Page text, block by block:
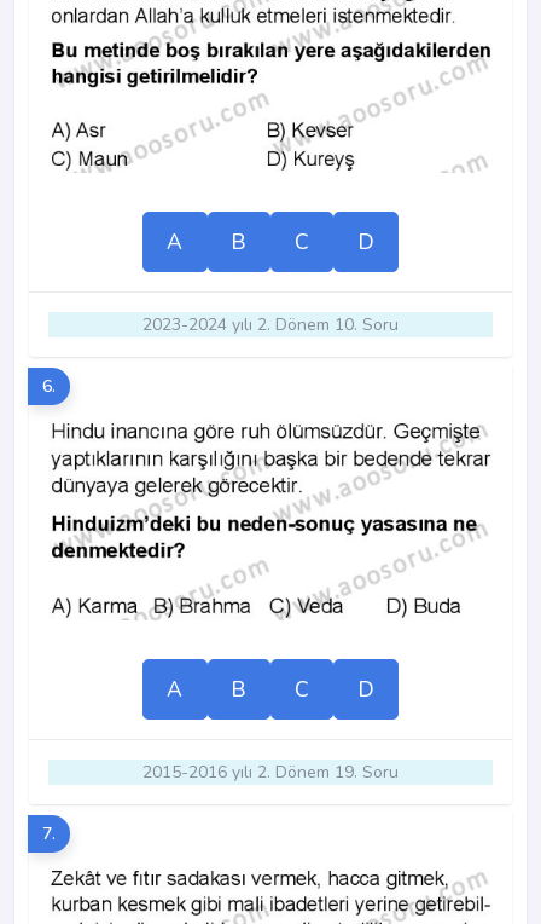
A B C D
2023-2024 yılı 2. Dönem 10. Soru
6.
A B C D
2015-2016 yılı 2. Dönem 19. Soru
7.